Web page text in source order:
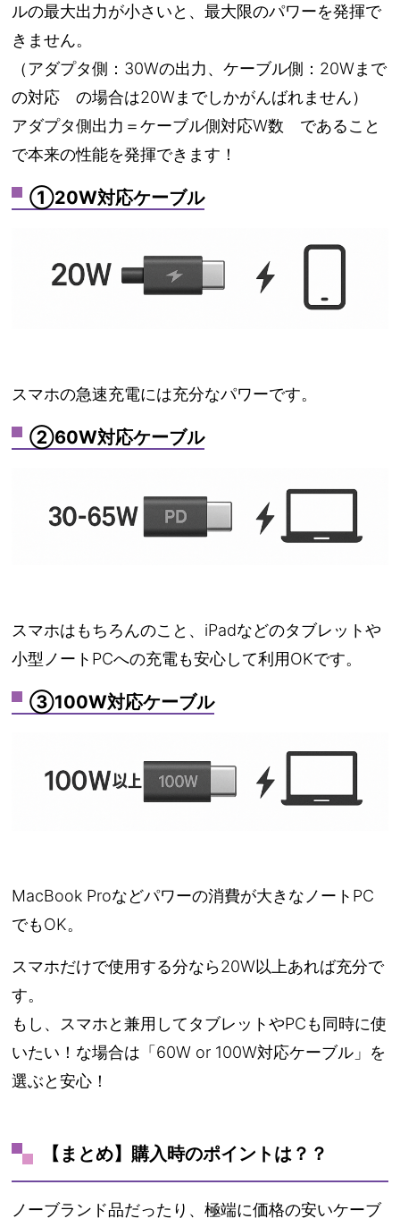
ルの最大出力が小さいと、最大限のパワーを発揮で
きません。
（アダプタ側：30Wの出力、ケーブル側：20Wまで
の対応 の場合は20Wまでしかがんばれません）
アダプタ側出力＝ケーブル側対応W数 であること
で本来の性能を発揮できます！
①20W対応ケーブル
スマホの急速充電には充分なパワーです。
②60W対応ケーブル
スマホはもちろんのこと、iPadなどのタブレットや
小型ノートPCへの充電も安心して利用OKです。
③100W対応ケーブル
MacBook Proなどパワーの消費が大きなノートPC
でもOK。
スマホだけで使用する分なら20W以上あれば充分で
す。
もし、スマホと兼用してタブレットやPCも同時に使
いたい！な場合は「60W or 100W対応ケーブル」を
選ぶと安心！
【まとめ】購入時のポイントは？？
ノーブランド品だったり、極端に価格の安いケーブ